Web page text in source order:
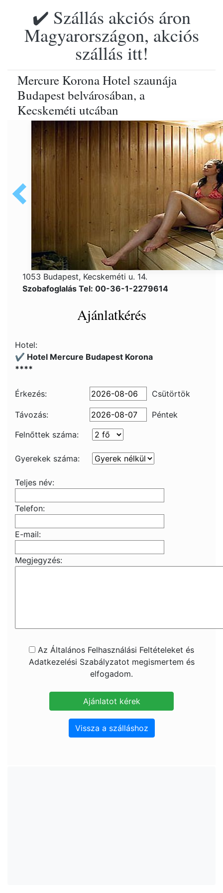
✔️ Szállás akciós áron
Magyarországon, akciós
szállás itt!
Mercure Korona Hotel szaunája
Budapest belvárosában, a
Kecskeméti utcában
1053 Budapest, Kecskeméti u. 14.
Szobafoglalás Tel: 00-36-1-2279614
Ajánlatkérés
Hotel:
✔️ Hotel Mercure Budapest Korona
****
Érkezés: Csütörtök
Távozás:
Péntek
Felnőttek száma:
Gyerekek száma:
Teljes név:
Telefon:
E-mail:
Megjegyzés:
Az Általános Felhasználási Feltételeket és
Adatkezelési Szabályzatot megismertem és
elfogadom.
Vissza a szálláshoz